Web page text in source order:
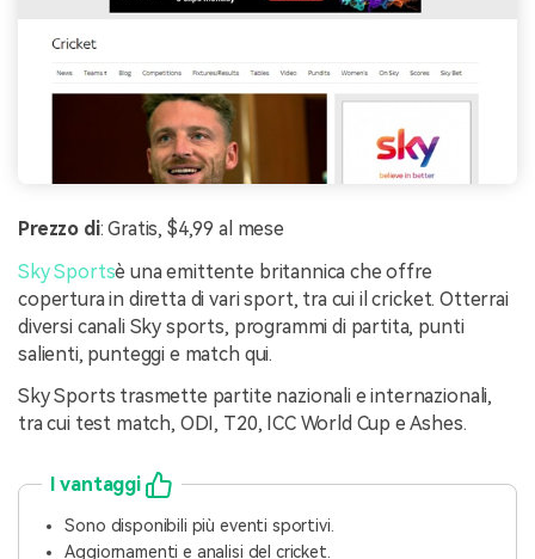
Prezzo di: Gratis, $4,99 al mese
Sky Sportsè una emittente britannica che offre
copertura in diretta di vari sport, tra cui il cricket. Otterrai
diversi canali Sky sports, programmi di partita, punti
salienti, punteggi e match qui.
Sky Sports trasmette partite nazionali e internazionali,
tra cui test match, ODI, T20, ICC World Cup e Ashes.
I vantaggi
Sono disponibili più eventi sportivi.
Aggiornamenti e analisi del cricket.